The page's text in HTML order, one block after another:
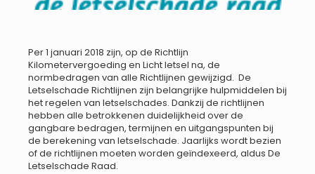
Per 1 januari 2018 zijn, op de Richtlijn
Kilometervergoeding en Licht letsel na, de
normbedragen van alle Richtlijnen gewijzigd. De
Letselschade Richtlijnen zijn belangrijke hulpmiddelen bij
het regelen van letselschades. Dankzij de richtlijnen
hebben alle betrokkenen duidelijkheid over de
gangbare bedragen, termijnen en uitgangspunten bij
de berekening van letselschade. Jaarlijks wordt bezien
of de richtlijnen moeten worden geïndexeerd, aldus De
Letselschade Raad.